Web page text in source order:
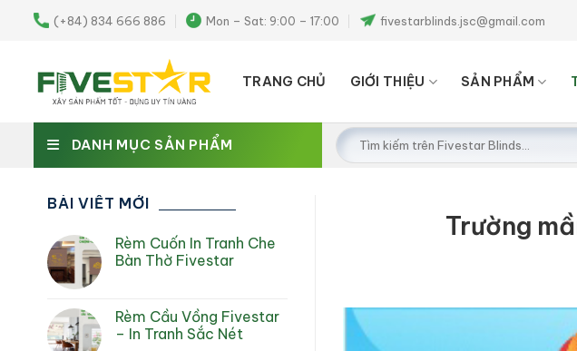
(+84) 834 666 886 Mon – Sat: 9:00 – 17:00 fivestarblinds.jsc@gmail.com
TRANG CHỦ GIỚI THIỆU SẢN PHẨM
DANH MỤC SẢN PHẨM
Tìm
kiếm:
BÀI VIẾT MỚI
Rèm Cuốn In Tranh Che
Bàn Thờ Fivestar
Rèm Cầu Vồng Fivestar
– In Tranh Sắc Nét
Trường